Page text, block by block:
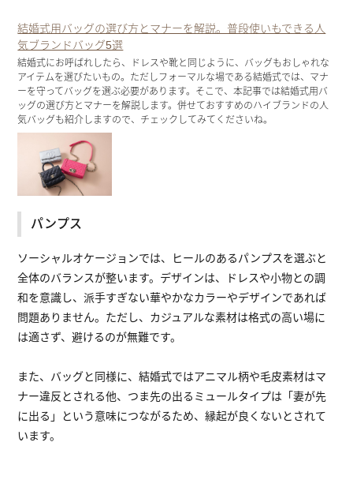
結婚式用バッグの選び方とマナーを解説。普段使いもできる人
気ブランドバッグ5選
結婚式にお呼ばれしたら、ドレスや靴と同じように、バッグもおしゃれな
アイテムを選びたいもの。ただしフォーマルな場である結婚式では、マナ
ーを守ってバッグを選ぶ必要があります。そこで、本記事では結婚式用バ
ッグの選び方とマナーを解説します。併せておすすめのハイブランドの人
気バッグも紹介しますので、チェックしてみてくださいね。
パンプス
ソーシャルオケージョンでは、ヒールのあるパンプスを選ぶと
全体のバランスが整います。デザインは、ドレスや小物との調
和を意識し、派手すぎない華やかなカラーやデザインであれば
問題ありません。ただし、カジュアルな素材は格式の高い場に
は適さず、避けるのが無難です。
また、バッグと同様に、結婚式ではアニマル柄や毛皮素材はマ
ナー違反とされる他、つま先の出るミュールタイプは「妻が先
に出る」という意味につながるため、縁起が良くないとされて
います。